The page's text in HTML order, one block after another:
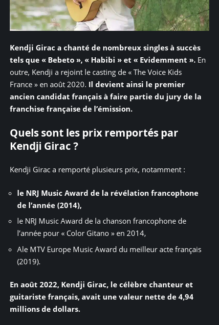
Kendji Girac a chanté de nombreux singles à succès
tels que « Bebeto », « Habibi » et « Evidemment ». En
outre, Kendji a rejoint le casting de « The Voice Kids
France » en août 2020. Il devient ainsi le premier
ancien candidat français à faire partie du jury de la
franchise française de l’émission.
Quels sont les prix remportés par
Kendji Girac ?
Kendji Girac a remporté plusieurs prix, notamment :
le NRJ Music Award de la révélation francophone
de l’année (2014),
le NRJ Music Award de la chanson francophone de
l’année pour « Color Gitano » en 2014,
Ale MTV Europe Music Award du meilleur acte français
(2019).
En août 2022, Kendji Girac, le célèbre chanteur et
guitariste français, avait une valeur nette de 4,94
millions de dollars.